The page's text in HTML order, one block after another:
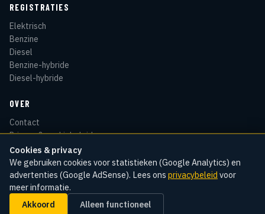
Cookies & privacy
We gebruiken cookies voor statistieken (Google Analytics) en
advertenties (Google AdSense). Lees ons privacybeleid voor
meer informatie.
Akkoord Alleen functioneel
REGISTRATIES
Elektrisch
Benzine
Diesel
Benzine-hybride
Diesel-hybride
OVER
Contact
Privacy & cookiebeleid
Disclaimer
Sitemap
© 2026 Kentekenradar